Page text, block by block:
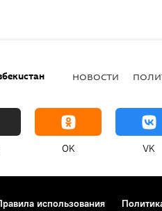
НОВОСТИ
OK VK
использования